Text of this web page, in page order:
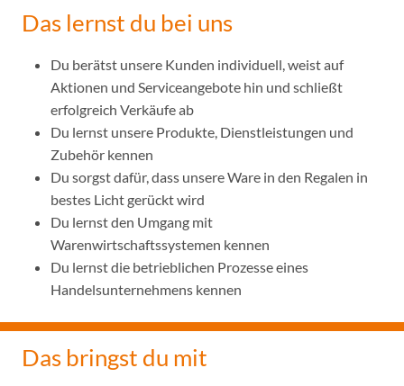
Das lernst du bei uns
Du berätst unsere Kunden individuell, weist auf
Aktionen und Serviceangebote hin und schließt
erfolgreich Verkäufe ab
Du lernst unsere Produkte, Dienstleistungen und
Zubehör kennen
Du sorgst dafür, dass unsere Ware in den Regalen in
bestes Licht gerückt wird
Du lernst den Umgang mit
Warenwirtschaftssystemen kennen
Du lernst die betrieblichen Prozesse eines
Handelsunternehmens kennen
Das bringst du mit